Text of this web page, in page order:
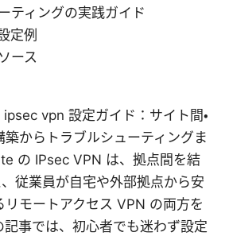
ティングの実践ガイド
定例
ース
vpn 設定ガイド：サイト間・
築からトラブルシューティングま
の IPsec VPN は、拠点間を結
従業員が自宅や外部拠点から安
リモートアクセス VPN の両方を
記事では、初心者でも迷わず設定